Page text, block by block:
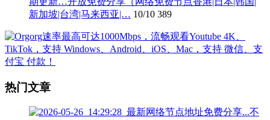
新加坡|台湾|马来西亚|… 10/10 389
热门文章